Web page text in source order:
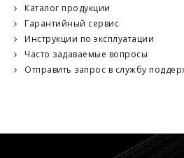
Каталог продукции
Гарантийный сервис
Инструкции по эксплуатации
Часто задаваемые вопросы
Отправить запрос в службу